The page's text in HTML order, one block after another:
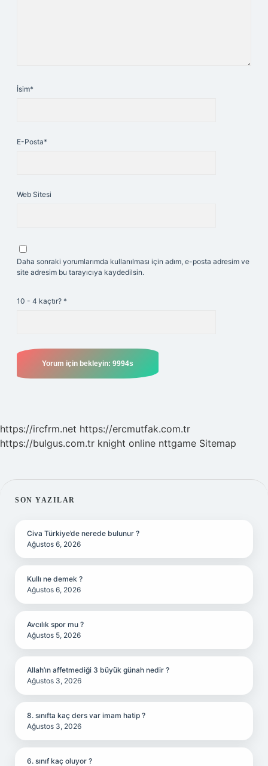
İsim*
E-Posta*
Web Sitesi
Daha sonraki yorumlarımda kullanılması için adım, e-posta adresim ve
site adresim bu tarayıcıya kaydedilsin.
10 - 4 kaçtır? *
https://ircfrm.net https://ercmutfak.com.tr
https://bulgus.com.tr knight online nttgame Sitemap
SIDEBAR
SON YAZILAR
Civa Türkiye’de nerede bulunur ?
Ağustos 6, 2026
Kullı ne demek ?
Ağustos 6, 2026
Avcılık spor mu ?
Ağustos 5, 2026
Allah’ın affetmediği 3 büyük günah nedir ?
Ağustos 3, 2026
8. sınıfta kaç ders var imam hatip ?
Ağustos 3, 2026
6. sınıf kaç oluyor ?